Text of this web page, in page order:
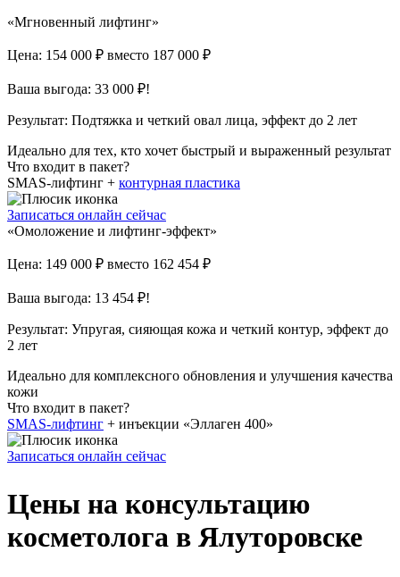
«Мгновенный лифтинг»
Цена: 154 000 ₽ вместо 187 000 ₽
Ваша выгода: 33 000 ₽!
Результат: Подтяжка и четкий овал лица, эффект до 2 лет
Идеально для тех, кто хочет быстрый и выраженный результат
Что входит в пакет?
SMAS-лифтинг + контурная пластика
Записаться онлайн сейчас
«Омоложение и лифтинг-эффект»
Цена: 149 000 ₽ вместо 162 454 ₽
Ваша выгода: 13 454 ₽!
Результат: Упругая, сияющая кожа и четкий контур, эффект до
2 лет
Идеально для комплексного обновления и улучшения качества
кожи
Что входит в пакет?
SMAS-лифтинг + инъекции «Эллаген 400»
Записаться онлайн сейчас
Цены на консультацию
косметолога в Ялуторовске